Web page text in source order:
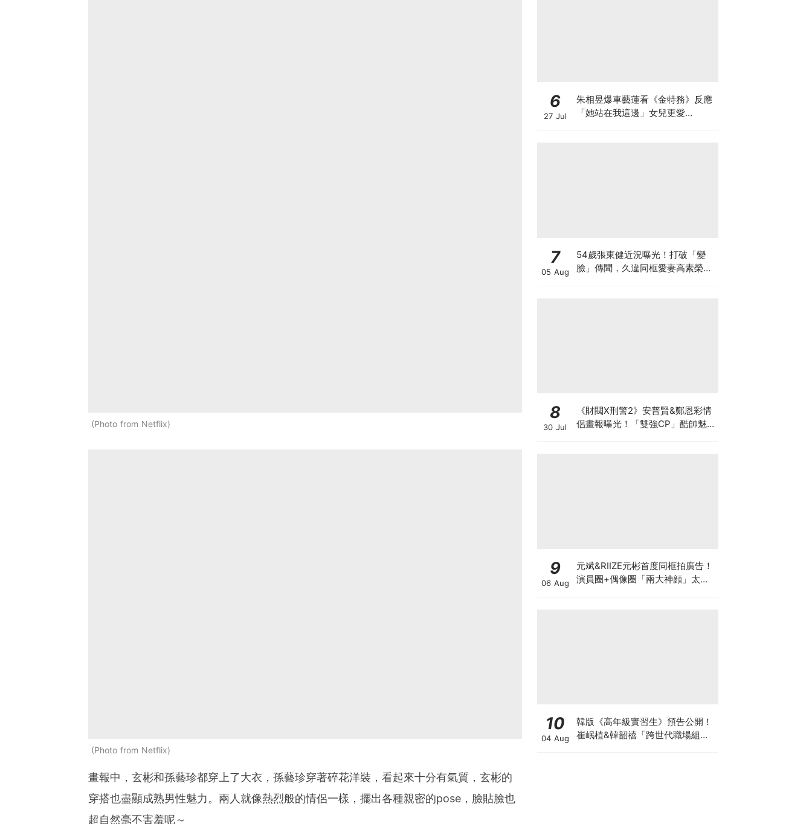
Photo from Netflix
Photo from Netflix
畫報中，玄彬和孫藝珍都穿上了大衣，孫藝珍穿著碎花洋裝，看起來十分有氣質，玄彬的
穿搭也盡顯成熟男性魅力。兩人就像熱烈般的情侶一樣，擺出各種親密的pose，臉貼臉也
超自然毫不害羞呢～
6
27 Jul
朱相昱爆車藝蓮看《金特務》反應
「她站在我這邊」女兒更愛
7
05 Aug
54歲張東健近況曝光！打破「變
臉」傳聞，久違同框愛妻高素榮甜
8
30 Jul
《財閥X刑警2》安普賢&鄭恩彩情
侶畫報曝光！「雙強CP」酷帥魅
9
06 Aug
元斌&RIIZE元彬首度同框拍廣告！
演員圈+偶像圈「兩大神顔」太養
10
04 Aug
韓版《高年級實習生》預告公開！
崔岷植&韓韶禧「跨世代職場組